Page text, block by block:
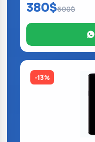
380$600$
-13%